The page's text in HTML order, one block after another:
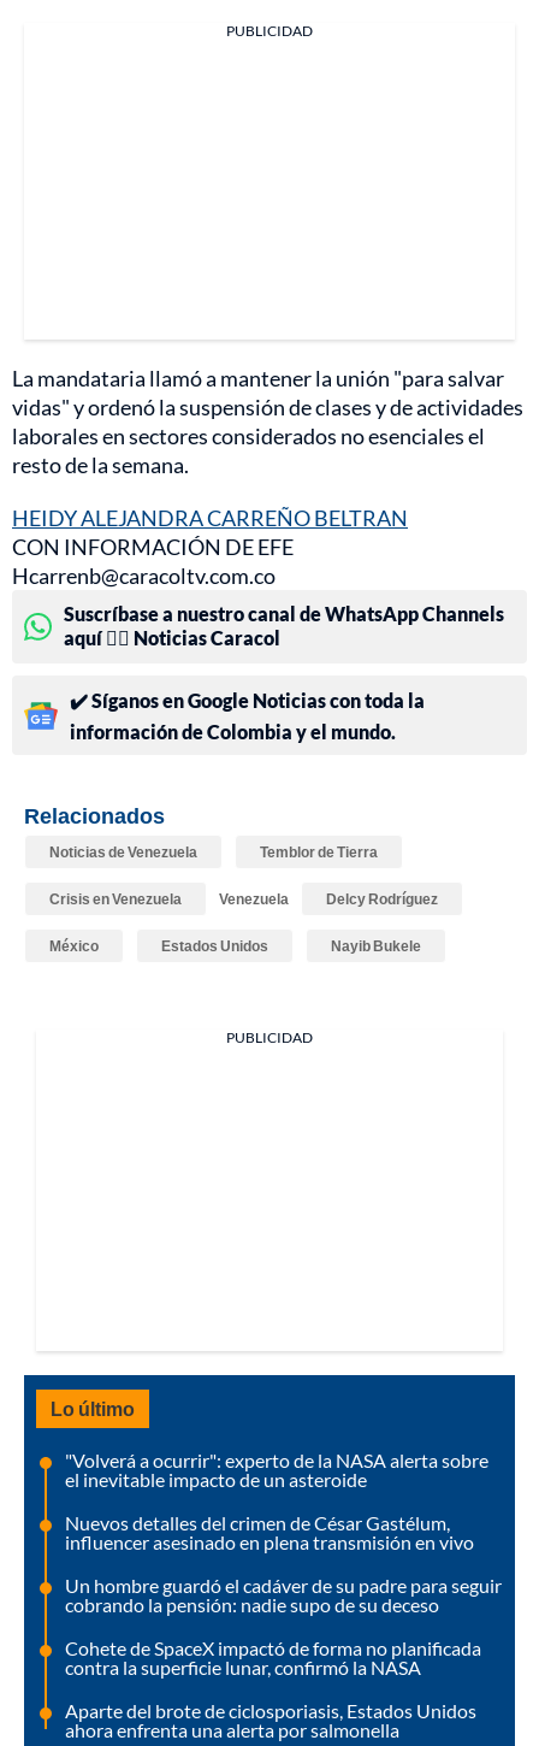
PUBLICIDAD
La mandataria llamó a mantener la unión "para salvar
vidas" y ordenó la suspensión de clases y de actividades
laborales en sectores considerados no esenciales el
resto de la semana.
HEIDY ALEJANDRA CARREÑO BELTRAN
CON INFORMACIÓN DE EFE
Hcarrenb@caracoltv.com.co
Suscríbase a nuestro canal de WhatsApp Channels
aquí 👉🏻 Noticias Caracol
✔️ Síganos en Google Noticias con toda la
información de Colombia y el mundo.
Relacionados
Noticias de Venezuela Temblor de Tierra
Crisis en Venezuela Venezuela Delcy Rodríguez
México Estados Unidos Nayib Bukele
PUBLICIDAD
Lo último
"Volverá a ocurrir": experto de la NASA alerta sobre
el inevitable impacto de un asteroide
Nuevos detalles del crimen de César Gastélum,
influencer asesinado en plena transmisión en vivo
Un hombre guardó el cadáver de su padre para seguir
cobrando la pensión: nadie supo de su deceso
Cohete de SpaceX impactó de forma no planificada
contra la superficie lunar, confirmó la NASA
Aparte del brote de ciclosporiasis, Estados Unidos
ahora enfrenta una alerta por salmonella